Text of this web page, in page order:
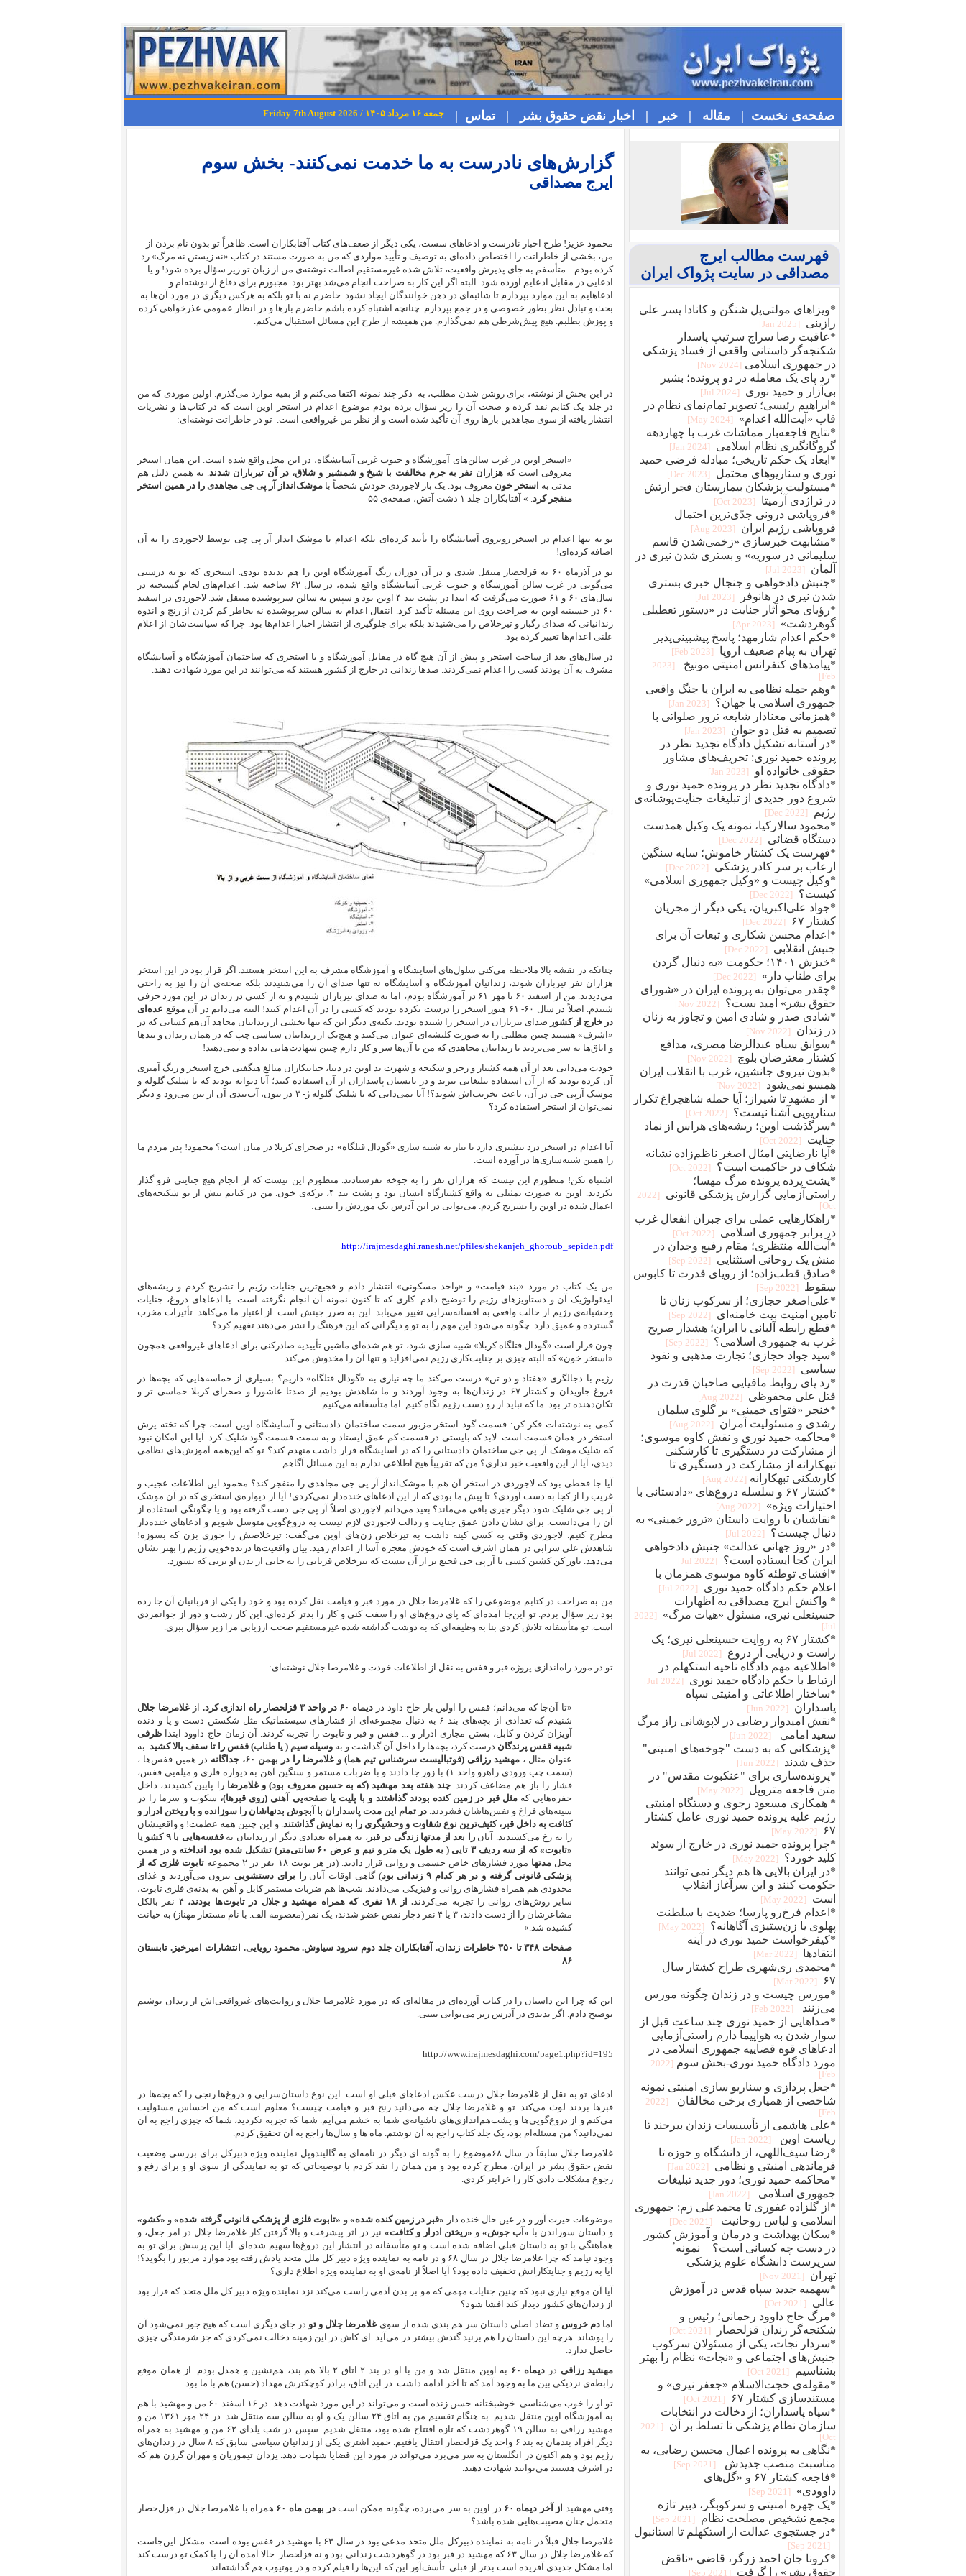
صفحه‌ی نخست | مقاله | خبر | اخبار نقض حقوق بشر | تماس | جمعه ۱۶ مرداد ۱۴۰۵ / Friday 7th August 2026
گزارش‌های نادرست به ما خدمت نمی‌کنند- بخش سوم
ایرج مصداقی
محمود عزیز! طرح اخبار نادرست و ادعاهای سست، یکی دیگر از ضعف‌های کتاب آفتابکاران است. ظاهراً تو بدون نام بردن از
من، بخشی از خاطراتت را اختصاص داده‌ای به توصیف و تأیید مواردی که من به صورت مستند در کتاب «نه زیستن نه مرگ» رد
کرده بودم .
متأسفم به جای پذیرش واقعیت، تلاش شده غیرمستقیم اصالت نوشته‌ی من از زبان تو زیر سؤال برده شود! و یا
ادعایی در مقابل ادعایم آورده شود. البته اگر این کار به صراحت انجام می‌شد بهتر بود. مجبورم برای دفاع از نوشته‌ام و
ادعاهایم به این موارد بپردازم تا شائبه‌ای در ذهن خوانندگان ایجاد نشود. حاضرم نه با تو بلکه به هرکس دیگری در مورد آن‌ها به
بحث و تبادل نظر بطور خصوصی و در جمع بپردازم. چنانچه اشتباه کرده باشم حاضرم بارها و در انظار عمومی عذرخواهی کرده
و پوزش بطلبم. هیچ پیش‌شرطی هم نمی‌گذارم. من همیشه از طرح این مسائل استقبال می‌کنم.
در این بخش از نوشته، برای روشن شدن مطلب، به ذکر چند نمونه اکتفا می‌کنم و از بقیه موارد می‌‌گذرم. اولین موردی که من
در جلد یک کتابم نقد کرده و صحت آن را زیر سؤال برده بودم موضوع اعدام در استخر اوین است که در کتاب‌ها و نشریات
انتشار یافته از سوی مجاهدین بارها روی آن تأکید شده است و از نظر من غیرواقعی است. تو در خاطراتت نوشته‌ای:
«استخر اوین در غرب سالن‌های آموزشگاه و جنوب غربی آسایشگاه، در این محل واقع شده است. این همان استخر
معروفی است کههزاران نفر به جرم مخالفت با شیخ و شمشیر و شلاق، در آن تیرباران شدند. به همین دلیل هم
مدتی به استخر خون معروف بود. یک بار لاجوردی خودش شخصاً‌ با موشک‌انداز آر پی جی مجاهدی را در همین استخر
منفجر کرد. » آفتابکاران جلد ۱ دشت آتش، صفحه‌ی ۵۵
تو نه تنها اعدام در استخر روبروی آسایشگاه را تأیید کرده‌ای بلکه اعدام با موشک انداز آر پی چی توسط لاجوردی را به آن
اضافه کرده‌ای!
تو در آذرماه ۶۰ به قزلحصار منتقل شدی و در آن دوران رنگ آموزشگاه اوین را هم ندیده بودی. استخری که تو به درستی
می‌گویی در غرب سالن آموزشگاه و جنوب غربی آسایشگاه واقع شده، در سال ۶۲ ساخته شد. اعدام‌های لجام گسیخته در
سال‌های ۶۰ و ۶۱ صورت می‌گرفت که ابتدا در پشت بند ۴ اوین بود و سپس به سالن سرپوشیده منتقل شد. لاجوردی در اسفند
۶۰ در حسینیه اوین به صراحت روی این مسئله تأکید کرد. انتقال اعدام به سالن سرپوشیده نه بخاطر کم کردن از رنج و اندوه
زندانیانی که صدای رگبار و تیرخلاص را می‌شنیدند بلکه برای جلوگیری از انتشار اخبار اعدام‌ها بود. چرا که سیاست‌شان از اعلام
علنی اعدام‌ها تغییر کرده بود.
در سال‌های بعد از ساخت استخر و پیش از آن هیچ گاه در مقابل آموزشگاه و یا استخری که ساختمان آموزشگاه و آسایشگاه
مشرف به آن بودند کسی را اعدام نمی‌کردند. صدها زندانی در خارج از کشور هستند که می‌‌توانند در این مورد شهادت دهند.
چنانکه در نقشه بالا ملاحظه می‌کنی سلول‌های آسایشگاه و آموزشگاه مشرف به این استخر هستند. اگر قرار بود در این استخر
هزاران نفر تیرباران شوند، زندانیان آموزشگاه و آسایشگاه نه تنها صدای آن را می‌شنیدند بلکه صحنه‌ی آن را نیز به راحتی
می‌دیدند. من از اسفند ۶۰ تا مهر ۶۱ در آموزشگاه بودم، اما نه صدای تیرباران شنیدم و نه از کسی در زندان در این مورد حرفی
شنیدم. اصلاً در سال ۶۰- ۶۱ هنوز استخر را درست نکرده بودند که کسی را در آن اعدام کنند! البته می‌دانم در آن موقع
عده‌ای
در خارج از کشور صدای تیرباران در استخر را شنیده بودند. نکته‌‌ی دیگر این که تنها بخشی از زندانیان مجاهد آن‌هم کسانی که در
«اشرف» هستند چنین مطلبی را به صورت کلیشه‌ای عنوان می‌کنند و هیچ‌یک از زندانیان سیاسی چپ که در همان زندان و بندها
و اتاق‌ها به سر می‌بردند یا زندانیان مجاهدی که من با آن‌ها سر و کار دارم چنین شهادت‌هایی نداده و نمی‌دهند!
خودت می‌دانی بعد از آن همه کشتار و زجر و شکنجه و شهرت بد اوین در دنیا، جنایتکاران مبالغ هنگفتی خرج استخر و رنگ آمیزی
آن کرده بودند که از آن استفاده تبلیغاتی ببرند و در تابستان پاسداران از آن استفاده کنند؛ آیا دیوانه بودند که با شلیک گلوله و
موشک آرپی جی در آن، باعث تخریب‌اش شوند؟! آیا نمی‌دانی که با شلیک گلوله ژ- ۳ در بتون، آب‌بندی آن از بین می‌رود و دیگر
نمی‌توان از استخر استفاده کرد؟
آیا اعدام در استخر درد بیشتری دارد یا نیاز به شبیه سازی «گودال قتلگاه» در صحرای کربلا در میان است؟ محمود! پدر مردم ما
را همین شبیه‌سازی‌ها در آورده است.
اشتباه نکن! منظورم این نیست که هزاران نفر را به جوخه نفرستادند. منظورم این نیست که از انجام هیچ‌ جنایتی فرو گذار
نکردند. اوین به صورت تمثیلی به واقع کشتارگاه انسان بود و پشت بند ۴، برکه‌ی خون. من در کتابم بیش از تو شکنجه‌های
اعمال شده‌ در اوین را تشریح کردم. می‌توانی در این آدرس یک موردش را ببینی:
http://irajmesdaghi.ranesh.net/pfiles/shekanjeh_ghoroub_sepideh.pdf
من یک کتاب در مورد «بند قیامت» و «واحد مسکونی» انتشار دادم و فجیع‌ترین جنایات رژیم را تشریح کردم و ریشه‌های
ایدئولوژیک آن و دستاویز‌های رژیم را توضیح دادم. کاری که تا کنون نمونه آن انجام نگرفته است. با ادعا‌های دروغ، جنایات
وحشیانه‌ی رژیم از حالت واقعی به افسانه‌سرایی تغییر می‌یابد. این به ضرر جبنش است. از اعتبار ما می‌کاهد. تأثیرات مخرب
گسترده و عمیق دارد. چگونه می‌شود این مهم را به تو و دیگرانی که این فرهنگ را نشر می‌دهند تفهیم کرد؟
چون قرار است «گودال قتلگاه کربلا» شبیه سازی شود، تو هم شده‌ای ماشین تأییدیه صادرکنی برای ادعاهای غیرواقعی همچون
«استخر خون» که البته چیزی بر جنایت‌کاری رژیم نمی‌افزاید و تنها آن‌ را مخدوش می‌کند.
رژیم با دجالگری «هفتاد و دو تن» درست می‌‌کند ما چه نیازی به «گودال قتلگاه» داریم؟ بسیاری از حماسه‌هایی که بچه‌ها در
فروغ جاویدان و کشتار ۶۷ در زندان‌ها به وجود آوردند و ما شاهدش بودیم از صدتا عاشورا و صحرای کربلا حماسی تر و
تکان‌دهنده تر بود. ما که نباید از رو دست رژیم نگاه کنیم. اما متأسفانه می‌کنیم.
کمی به نوشته‌ات فکر کن: قسمت گود استخر مزبور سمت ساختمان دادستانی و آسایشگاه اوین است، چرا که تخته پرش
استخر در همان قسمت است. لابد که بایستی در قسمت کم عمق ایستاد و به سمت قسمت گود شلیک کرد. آیا این امکان نبود
که شلیک موشک آر پی جی ساختمان دادستانی را که در آسایشگاه قرار داشت منهدم کند؟ تو که این‌همه آموزش‌های نظامی
دیدی، آیا از این واقعیت خبر نداری؟ من که تقریباً هیچ اطلاعی ندارم به این مسائل آگاهم.
آیا جا قحطی بود که لاجوردی در استخر آن هم با موشک‌انداز آر پی جی مجاهدی را منفجر کند؟ محمود این اطلاعات عجیب و
غریب را از کجا به دست آوردی؟ تا پیش ما بودی که از این ادعاهای خنده‌دار نمی‌کردی! آیا از دیواره‌ی استخری که در آن موشک
آر پی جی شلیک شود دیگر چیزی باقی می‌ماند؟ بعید می‌دانم لاجوردی اصلاً آر پی جی دست گرفته بود و یا چگونگی استفاده از
آن را می‌دانست. برای نشان دادن عمق جنایت و رذالت لاجوردی لازم نیست به دروغ‌گویی متوسل شویم و ادعاهای خنده‌دار
مطرح کنیم. لاجوردی وقتی به کسی کینه داشت به تیرخلاص زن‌های اوین می‌‌گفت: تیرخلاصش را جوری بزن که بسوزه!
شاهدش علی سرابی در همان اشرف است که خودش معجزه آسا از اعدام رهید. بیان واقعیت‌ها درنده‌خویی رژیم را بهتر نشان
می‌‌دهد. باور کن کشتن کسی با آر پی جی فجیع تر از آن نیست که تیرخلاص قربانی را به جایی از بدن او بزنی که بسوزد.
من به صراحت در کتابم موضوعی را که غلامرضا جلال در مورد قبر و قیامت نقل کرده بود و خود را یکی از قربانیان آن جا زده
بود زیر سؤال بردم. تو این‌جا آمده‌ای که پای دروغ‌های او را سفت کنی و کار را بدتر کرده‌ای. این کار زشت و دور از جوانمردی
است. تو متأسفانه تلاش کردی بنا به وظیفه‌ای که به دوشت گذاشته شده غیرمستقیم صحت ارزیابی مرا زیر سؤال ببری.
تو در مورد راه‌اندازی پروژه قبر و قفس به نقل از اطلاعات خودت و غلامرضا جلال نوشته‌ای:
«تا آن‌جا که می‌دانم؛ قفس را اولین بار حاج داود در دیماه ۶۰ در واحد ۳ قزلحصار راه اندازی کرد. ازغلامرضا جلال
شنیدم که تعدادی از بچه‌های بند ۶ به دنبال مجموعه‌ای از فشارهای سیستماتیک مثل شکستن دست و پا و دنده
آویزان کردن و کابل، بستن مجاری ادرار و ... قفس و قبر و تابوت را تجربه کردند. آن زمان حاج داوود ابتدا ظرفی
شبیه قفس پرندگان درست کرد، بچه‌ها را داخل آن گذاشت و به وسیله سیم ( یا طناب) قفس را تا سقف بالا کشید. به
عنوان مثال ، مهشید رزاقی (فوتبالیست سرشناس تیم هما) و غلامرضا را در بهمن ۶۰، جداگانه
در همین قفس‌ها ،
(سمت چپ ورودی راهرو واحد ۱) با زور جا دادند و با ضربات مستمر و سنگین آهن به دیواره فلزی و میله‌یی قفس،
فشار را باز هم مضاعف کردند. چند هفته بعد مهشید (که به حسین معروف بود) و غلامرضارا پایین کشیدند، داخل
حفره‌هایی کهمثل قبر در زمین کنده بودند گذاشتند و با پلیت یا صفحه‌یی آهنی (روی قبرها)، سکوت و سرما را در
سینه‌های فراخ و نفس‌هاشان فشردند. در تمام این مدت پاسداران با آبجوش بدنهاشان را سوزانده و با ریختن ادرار و
کثافت به داخل قبر، کثیف‌ترین نوع شقاوت و وحشیگری را به نمایش گذاشتند . و این چنین همه عظمت!‌ و واقعیتشان
را به رخ می‌کشیدند. آنانرا بعد از مدتها زندگی در قبر ، به همراه تعدادی دیگر از زندانیان به
قفسه‌هایی با ۹ کشو یا
«تابوت» که از سه ردیف ۳ تایی ( به طول یک متر و نیم و عرض ۶۰ سانتی‌متر) تشکیل شده بود انداخته
و در همین
محل مدتها مورد فشارهای خاص جسمی و روانی قرار دادند. (در هر نوبت ۱۸ نفر در ۲ مجموعه
تابوت فلزی که از
پزشکی قانونی گرفته و در هر کدام ۹ زندانی بود
) گاهی اوقات آنانرا برای دستشوییبیرون می‌آوردند و غذای
محدودی هم همراه فشارهای روانی و فیزیکی می‌دادند. شب‌ها هم ضربات مستمر کابل و آهن به بدنه‌ی فلزی تابوت،
سایر روش‌های روانی را تجربه می‌کردند. از ۱۸ نفری که همراه مهشید و جلال در تابوت‌ها بودند،
۴ نفر بالکل
مشاعرشان را از دست دادند، ۳ یا ۴ نفر دچار نقص عضو شدند، یک نفر (معصومه الف. با نام مستعار مهناز) به خیانت
کشیده شد.»
صفحات ۳۴۸ تا ۳۵۰ خاطرات زندان. آفتابکاران جلد دوم سرود سیاوش. محمود رویایی. انتشارات امیرخیز. تابستان
۸۶
این که چرا این داستان را در کتاب آورده‌ای در مقاله‌ای که در مورد غلامرضا جلال و روایت‌های غیرواقعی‌اش از زندان نوشتم
توضیح دادم. اگر ندیدی در آدرس زیر می‌توانی ببینی.
http://www.irajmesdaghi.com/page1.php?id=195
ادعای تو به نقل از غلامرضا جلال درست عکس ادعاهای قبلی او است. این نوع داستان‌سرایی و دروغ‌ها رنجی را که بچه‌ها در
قبرها بردند لوث می‌کند. تو و غلامرضا جلال چه می‌دانید رنج قبر و قیامت چیست؟ معلوم است که من احساس مسئولیت
می‌کنم و از دروغ‌گویی‌ها و پشت‌هم‌اندازی‌های ناشیانه‌ی شما به خشم می‌آیم. شما که تجربه‌ نکردید، شما که چیزی راجع به آن
نمی‌دانید؟ من مسئله‌ام بود، یک جلد کتاب راجع به آن نوشتم. ماه ها و سال‌ها راجع به آن تحقیق کردم.
غلامرضا جلال سابقاً‌ در سال ۶۸موضوع را به گونه ای دیگر در نامه‌ای به گالیندوپل نماینده ویژه دبیرکل برای بررسی وضعیت
نقض حقوق بشر در ایران، مطرح کرده بود و من همان را نقد کردم با توضیحاتی که تو به نمایندگی از سوی او و برای رفع و
رجوع مشکلات دادی کار را خرابتر کردی.
موضوعات حیرت آور و در عین حال خنده دار «قبر در زمین کنده شده» و «تابوت فلزی از پزشکی قانونی گرفته شده»و «کشو»
و داستان سوزاندن با «آب جوش»و «ریختن ادرار و کثافت»نیز در اثر پیشرفت و بالا گرفتن کار غلامرضا جلال در امر جعل، و
هماهنگی با تو به داستان قبلی اضافه شده است و تو متأسفانه در انتشار این دروغ‌ها سهیم شده‌ای. آیا این پرسش برای تو به
وجود نیامد که چرا غلامرضا جلال در سال ۶۸ و در نامه به نماینده ویژه دبیر کل ملل متحد یادش رفته بود موارد مزبور را بگوید؟!
آیا به رژیم و جنایتکارانش تخفیف داده بود؟ آیا اصلاً‌ از نامه‌ی او به نماینده‌ ویژه اطلاع داری؟
آیا آن موقع نیازی نبود که چنین جنایات مهمی که مو بر بدن ‌آدمی راست می‌کند نزد نماینده ویژه دبیر کل ملل متحد که قرار بود
از زندان‌های کشور دیدار کند افشا شود؟
امادم خروس و تضاد اصلی داستان سر هم بندی شده از سوی غلامرضا جلال و تو در جای دیگری است که هیچ‌ جور نمی‌شود آن
را پوشاند. هرچه این داستان را هم بزنید گندش بیشتر در می‌آید. ای کاش در این زمینه دخالت نمی‌کردی که جز شرمندگی چیزی
حاصل ندارد.
مهشید رزاقی در دیماه ۶۰
به اوین منتقل شد و من با او در بند ۲ اتاق ۲ بالا هم بند، هم‌نشین و همدل بودم. از همان موقع
رابطه‌ی نزدیکی بین ما به وجود آمد که تا آخر ادامه داشت. در این اتاق، برادر کوچکترش مهداد (حسن) هم با ما بود.
تو او را خوب می‌‌شناسی. خوشبختانه حسن زنده است و می‌تواند در این مورد شهادت دهد. در ۱۶ اسفند ۶۰ من و مهشید با هم
به آموزشگاه اوین منتقل شدیم. به هنگام تقسیم من به اتاق ۲۴ سالن یک و او به سالن سه منتقل شد. در ۲۴ مهر ۱۳۶۱ من و
مهشید رزاقی به سالن ۱۹ گوهردشت که تازه افتتاح شده بود، منتقل شدیم. سپس در شب یلدای ۶۲ من و مهشید به همراه
دیگر افراد بندمان به بند ۶ واحد یک قزلحصار انتقال یافتیم. حمید اشتری یکی از زندانیان سیاسی سابق که ۸ سال در زندان‌های
رژیم بود و هم اکنون در انگلستان به سر می‌برد می‌تواند در مورد این قضایا شهادت دهد. یزدان تیموریان و مهران گرزن هم که
در اشرف هستند می‌توانند شهادت دهند.
وقتی مهشید از آخر دیماه ۶۰ در اوین به سر می‌برده، چگونه ممکن استدر بهمن ماه ۶۰
همراه با غلامرضا جلال در قزل‌حصار
متحمل چنان مصیبت‌هایی شده باشد؟
غلامرضا جلال قبلاً در نامه به نماینده دبیرکل ملل متحد مدعی بود در سال ۶۳ با مهشید در قفس بوده است. مشکل این‌جاست
که غلامرضا جلال در سال ۶۳ که مهشید در قبر بود در گوهردشت زندانی بود و نه قزلحصار. حالا آمده آن را با کمک تو درست کند
اما مشکل جدیدی آفریده است بدتر از قبلی. تأسف‌آور این که این‌‌ها را فیلم کرده و در یوتیوب هم گذاشته‌اند.
فهرست مطالب ایرج
مصداقی در سایت پژواک ایران
*ویزا‌های مولتی‌پل شنگن و کانادا پسر علی
رازینی
[2025 Jan]
*عاقبت رضا سراج سرتيپ پاسدار
شکنجه‌گر داستانی واقعی از فساد پزشکی
در جمهوری اسلامی [2024 Nov]
*رد پای یک معامله در دو پرونده؛ بشیر
بی‌آزار و حمید نوری
[2024 Jul]
*ابراهیم رئیسی؛ تصویر تمام‌نمای نظام در
قاب «آیت‌الله اعدام»
[2024 May]
*نتایج فاجعه‌بار مماشات غرب با چهاردهه
گروگانگیری نظام اسلامی
[2024 Jan]
*ابعاد یک حکم تاریخی؛ مبادله فرضی حمید
نوری و سناریوهای محتمل
[2023 Dec]
*مسئولیت پزشکان بیمارستان فجر ارتش
در تراژدی آرمیتا
[2023 Oct]
*فروپاشی درونی جدّی‌ترین احتمال
فروپاشی رژیم ایران
[2023 Aug]
*مشابهت خبرسازی «زخمی‌شدن قاسم
سلیمانی در سوریه» و بستری شدن نیری در
آلمان
[2023 Jul]
*جنبش دادخواهی و جنجال خبری بستری
شدن نیری در هانوفر
[2023 Jul]
*رؤیای محو آثار جنایت در «دستور تعطیلی
گوهردشت»
[2023 Apr]
*حکم اعدام شارمهد؛ پاسخ پیشبینی‌پذیر
تهران به پیام ضعیف اروپا
[2023 Feb]
*پیامدهای کنفرانس امنیتی مونیخ
[2023
Feb]
*وهم حمله نظامی به ایران یا جنگ واقعی
جمهوری اسلامی با جهان؟
[2023 Jan]
*همزمانی معنادار شایعه ترور صلواتی با
تصمیم به قتل دو جوان
[2023 Jan]
*در آستانه تشکیل دادگاه تجدید نظر در
پرونده حمید نوری: تحریف‌های مشاور
حقوقی خانواده او
[2023 Jan]
*دادگاه تجدید نظر در پرونده حمید نوری و
شروع دور جدیدی از تبلیغات جنایت‌پوشانه‌ی
رژیم
[2022 Dec]
*محمود سالارکیا، نمونه یک وکیل همدست
دستگاه قضائی
[2022 Dec]
*فهرست یک کشتار خاموش؛ سایه سنگین
ارعاب بر سر کادر پزشکی
[2022 Dec]
*وکیل چیست و «وکیل جمهوری اسلامی»
کیست؟
[2022 Dec]
*جواد علی‌اکبریان، یکی دیگر از مجریان
کشتار ۶۷
[2022 Dec]
*اعدام محسن شکاری و تبعات آن برای
جنبش انقلابی
[2022 Dec]
*خیزش ۱۴۰۱؛ حکومت «به دنبال گردن
برای طناب دار»
[2022 Dec]
*چقدر می‌توان به پرونده ایران در «شورای
حقوق بشر» امید بست؟
[2022 Nov]
*شادی صدر و شادی امین و تجاوز به زنان
در زندان
[2022 Nov]
*سوابق سیاه عبدالرضا مصری، مدافع
کشتار معترضان بلوچ
[2022 Nov]
*بدون نیروی جانشین، غرب با انقلاب ایران
همسو نمی‌شود
[2022 Nov]
* از مشهد تا شیراز؛ آیا حمله شاهچراغ تکرار
سناریویی آشنا نیست؟
[2022 Oct]
*سرگذشت اوین؛ ریشه‌های هراس از نماد
جنایت
[2022 Oct]
*آیا نارضایتی امثال اصغر ناظم‌زاده نشانه
شکاف در حاکمیت است؟
[2022 Oct]
*پشت پرده پرونده مرگ مهسا؛
راستی‌آزمایی گزارش پزشکی قانونی
[2022
Oct]
*راهکارهایی عملی برای جبران انفعال غرب
در برابر جمهوری اسلامی
[2022 Oct]
*آیت‌الله منتظری؛ مقام رفیع وجدان در
منش یک روحانی استثنایی
[2022 Sep]
*صادق قطب‌زاده؛ از رویای قدرت تا کابوس
سقوط
[2022 Sep]
*علی‌اصغر حجازی؛ از سرکوب زنان تا
تامین امنیت بیت خامنه‌ای
[2022 Sep]
*قطع رابطه آلبانی با ایران؛ هشدار صریح
غرب به جمهوری اسلامی؟
[2022 Sep]
*سید جواد حجازی؛ تجارت مذهبی و نفوذ
سیاسی
[2022 Sep]
*رد پای روابط مافيایی صاحبان قدرت در
قتل علی محفوظی
[2022 Aug]
*خنجر «فتوای خمینی» بر گلوی سلمان
رشدی و مسئولیت آمران
[2022 Aug]
*محاکمه حمید نوری و نقش کاوه موسوی؛
از مشارکت در دستگیری تا کارشکنی
تبهکارانه از مشارکت در دستگیری تا
کارشکنی تبهکارانه [2022 Aug]
*کشتار ۶۷ و سلسله دروغ‌های «دادستانی با
اختیارات ویژه»
[2022 Aug]
*نقاشیان با روایت داستان «ترور خمینی» به
دنبال چیست؟
[2022 Jul]
*در «روز جهانی عدالت» جنبش دادخواهی
ایران کجا ایستاده است؟
[2022 Jul]
*افشای توطئه کاوه موسوی همزمان با
اعلام حکم دادگاه حمید نوری
[2022 Jul]
* واکنش ایرج مصداقی به اظهارات
حسینعلی نیری، مسئول «هیات مرگ»
[2022
Jul]
*کشتار ۶۷ به روایت حسینعلی نیری؛ یک
راست و دریایی از دروغ
[2022 Jul]
*اطلاعیه مهم دادگاه ناحیه استکهلم در
ارتباط با حکم دادگاه حمید نوری
[2022 Jul]
*ساختار اطلاعاتی و امنیتی سپاه
پاسداران
[2022 Jun]
*نقش امیدوار رضایی در لاپوشانی راز مرگ
سعید امامی
[2022 Jun]
*پزشکانی که به دست "جوخه‌های امنیتی"
حذف شدند
[2022 Jun]
*پرونده‌سازی برای "عنکبوت مقدس" در
متن فاجعه متروپل
[2022 May]
* همکاری مسعود رجوی و دستگاه امنیتی
رژیم علیه پرونده حمید نوری عامل کشتار
۶۷
[2022 May]
*چرا پرونده حمید نوری در خارج از سوئد
کلید خورد؟
[2022 May]
*در ایران بالایی ها هم دیگر نمی توانند
حکومت کنند و این سرآغاز انقلاب
است
[2022 May]
*اعدام فرخ‌رو پارسا؛ ضديت با سلطنت
پهلوی يا زن‌ستيزی آگاهانه؟
[2022 May]
*کیفرخواست حمید نوری در آینه
انتقادها
[2022 Mar]
*محمدی‌ ری‌شهری طراح کشتار سال
۶۷
[2022 Mar]
*مورس چیست و در زندان چگونه مورس
می‌زنند
[2022 Feb]
*صداهایی از حمید نوری چند ساعت قبل از
سوار شدن به هواپیما دارم راستی‌آزمایی
ادعاهای قوه قضاییه جمهوری اسلامی در
مورد دادگاه حمید نوری-بخش سوم
[2022
Feb]
*جعل پردازی و سناريو سازی امنيتی نمونه
شاخصی از همياری برخی مخالفان
[2022
Feb]
*علی هاشمی از تأسیسات زندان بیرجند تا
ریاست اوین
[2022 Jan]
*رضا سیف‌اللهی، از دانشگاه و حوزه تا
فرماندهی امنیتی و نظامی
[2022 Jan]
*محاکمه حميد نوری؛ دور جديد تبلیغات
جمهوری اسلامی
[2022 Jan]
*از گلزاده غفوری تا محمدعلی زم: جمهوری
اسلامی و لباس روحانیت
[2021 Dec]
*سکان بهداشت و درمان و آموزش کشور
در دست چه کسانی است؟ − نمونهٴ
سرپرست دانشگاه علوم پزشکی
تهران
[2021 Nov]
*سهمیه جدید سپاه قدس در آموزش
عالی
[2021 Oct]
*مرگ حاج داوود رحمانی؛ رئیس و
شکنجه‌گر زندان قزلحصار
[2021 Oct]
*سردار نجات، یکی از مسئولان سرکوب
جنبش‌های اجتماعی و «نجات» نظام را بهتر
بشناسیم
[2021 Oct]
*مقوله‌ی حجت‌الاسلام «جعفر نیری» و
مستند‌سازی کشتار ۶۷
[2021 Oct]
*سپاه پاسداران؛ از دخالت در انتخابات
سازمان نظام پزشکی تا تسلط بر آن
[2021
Oct]
*نگاهی به پرونده اعمال محسن رضایی، به
مناسبت منصب جدیدش
[2021 Sep]
*فاجعه کشتار ۶۷ و «گل‌های
داوودی»
[2021 Sep]
*یک چهره‌‌ امنیتی و سرکوبگر، دبیر تازه
مجمع تشخیص مصلحت نظام
[2021 Sep]
*در جستجوی عدالت از استکهلم تا استانبول
[2021 Sep]
*کرونا جان احمد زرگر، قاضی «ناقض
حقوق بشر» را گرفت
[2021 Sep]